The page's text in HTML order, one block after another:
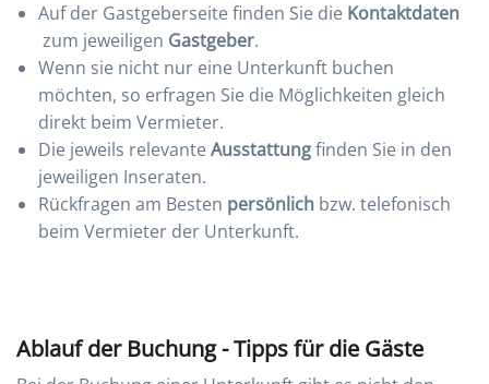
Auf der Gastgeberseite finden Sie die Kontaktdaten
zum jeweiligen Gastgeber.
Wenn sie nicht nur eine Unterkunft buchen
möchten, so erfragen Sie die Möglichkeiten gleich
direkt beim Vermieter.
Die jeweils relevante Ausstattungfinden Sie in den
jeweiligen Inseraten.
Rückfragen am Besten persönlich bzw. telefonisch
beim Vermieter der Unterkunft.
Ablauf der Buchung - Tipps für die Gäste